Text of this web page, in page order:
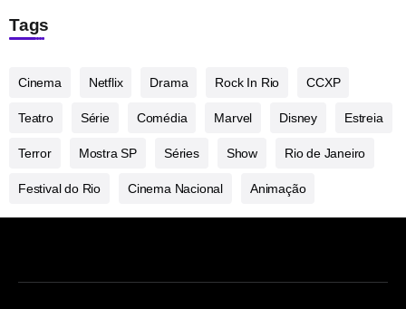
Tags
Cinema Netflix Drama Rock In Rio CCXP
Teatro Série Comédia Marvel Disney Estreia
Terror Mostra SP Séries Show Rio de Janeiro
Festival do Rio Cinema Nacional Animação